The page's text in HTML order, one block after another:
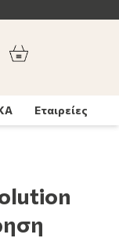
Εταιρείες